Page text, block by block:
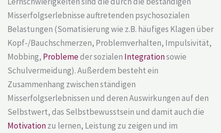
Misserfolgserlebnisse auftretenden psychosozialen
Belastungen (Somatisierung wie z.B. häufiges Klagen über
Kopf-/Bauchschmerzen, Problemverhalten, Impulsivität,
Mobbing, Problemeder sozialen Integrationsowie
Schulvermeidung). Außerdem besteht ein
Zusammenhang zwischen ständigen
Misserfolgserlebnissen und deren Auswirkungen auf den
Selbstwert, das Selbstbewusstsein und damit auch die
Motivationzu lernen, Leistung zu zeigen und im